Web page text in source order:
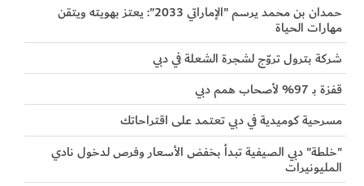
حمدان بن محمد يرسم "الإماراتي 2033": يعتز بهويته ويتقن
مهارات الحياة
شركة بترول تروّج لشجرة الشعلة في دبي
قفزة بـ 97% لأصحاب همم دبي
مسرحية كوميدية في دبي تعتمد على اقتراحاتك
"خلطة" دبي الصيفية تبدأ بخفض الأسعار وفرص لدخول نادي
المليونيرات